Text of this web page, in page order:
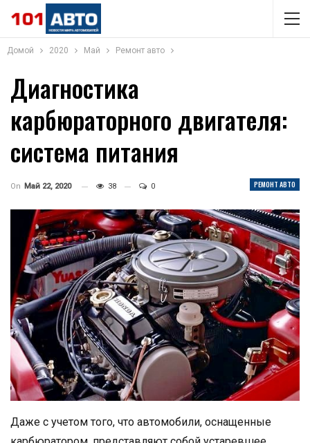
Домой 2020 Май Ремонт авто
Диагностика
карбюраторного двигателя:
система питания
РЕМОНТ АВТО
On Май 22, 2020 38 0
Даже с учетом того, что автомобили, оснащенные